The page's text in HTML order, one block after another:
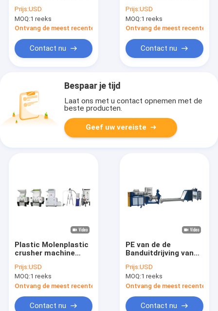
Line
Prijs:USD
MOQ:1 reeks
Ontvang de meest recente Prijs
Contact nu
Bottle Tray Making
Machine
Prijs:USD
MOQ:1 reeks
Ontvang de meest recente
Contact nu
Bespaar je tijd
Laat ons met u contact opnemen met de
beste producten.
Geef uw vereiste
Plastic Molenplastic
crusher machine
Verpletterende
Machine 650r/min
Prijs:USD
MOQ:1 reeks
Ontvang de meest recente Prijs
Contact nu
PE van de de
Banduitdrijving van
Lijn Plastic Zakken
het
Schrootgranulator
Recyclingsmachine
Prijs:USD
MOQ:1 reeks
Ontvang de meest recente
Contact nu